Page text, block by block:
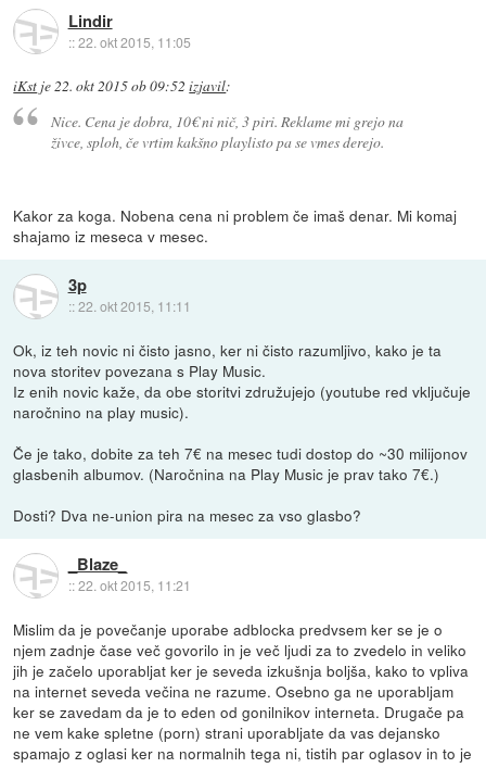
Lindir
::22. okt 2015, 11:05
iKst je 22. okt 2015 ob 09:52 izjavil:
Nice. Cena je dobra, 10€ ni nič, 3 piri. Reklame mi grejo na
živce, sploh, če vrtim kakšno playlisto pa se vmes derejo.
Kakor za koga. Nobena cena ni problem če imaš denar. Mi komaj
shajamo iz meseca v mesec.
3p
::22. okt 2015, 11:11
Ok, iz teh novic ni čisto jasno, ker ni čisto razumljivo, kako je ta
nova storitev povezana s Play Music.
Iz enih novic kaže, da obe storitvi združujejo (youtube red vključuje
naročnino na play music).
Če je tako, dobite za teh 7€ na mesec tudi dostop do ~30 milijonov
glasbenih albumov. (Naročnina na Play Music je prav tako 7€.)
Dosti? Dva ne-union pira na mesec za vso glasbo?
_Blaze_
::22. okt 2015, 11:21
Mislim da je povečanje uporabe adblocka predvsem ker se je o
njem zadnje čase več govorilo in je več ljudi za to zvedelo in veliko
jih je začelo uporabljat ker je seveda izkušnja boljša, kako to vpliva
na internet seveda večina ne razume. Osebno ga ne uporabljam
ker se zavedam da je to eden od gonilnikov interneta. Drugače pa
ne vem kake spletne (porn) strani uporabljate da vas dejansko
spamajo z oglasi ker na normalnih tega ni, tistih par oglasov in to je